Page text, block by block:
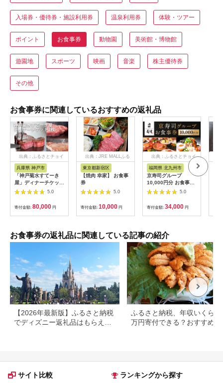
入場券・優待券・施設利用券 温泉利用券 体験・ツアー
ポイント お食事券 動物園 美術館・博物館
遊園地 スポーツ 映画 音楽 株主優待券
その他
お食事券に関連しているおすすめの返礼品
出典：ふるさとチョイ
兵庫県 神戸市
「神戸菊水すてーき
屋」ディナーチケット
（2枚）
5.0
寄付金額: 80,000 円
出典：JRE MALLふる
東京都新宿区
【焼肉 幸家】 お食事
券
5.0
寄付金額: 10,000 円
出典：ふるさとチョイ
福岡県 北九州市
京寿司グループ
10,000円分 お食事券
1000円×10枚 食事チ
ケット チケット 寿司
福岡県 北九州市
5.0
寄付金額: 34,000 円
お食事券の返礼品に関連している記事の紹介
【2026年最新版】ふるさと納税
でディズニー返礼品はもらえ
ふるさと納税、年収いくらで
万円寄付できる？おすすめ返
サイト比較 ランキングから探す